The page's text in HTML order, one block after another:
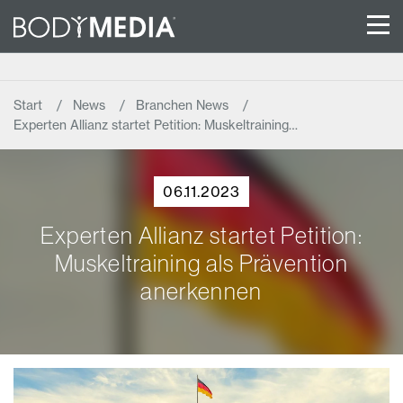
Start News
Branchen News
Experten Allianz startet Petition: Muskeltraining…
06.11.2023
Experten Allianz startet Petition:
Muskeltraining als Prävention
anerkennen